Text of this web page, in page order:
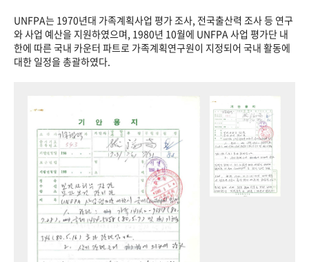
UNFPA는 1970년대 가족계획사업 평가 조사, 전국출산력 조사 등 연구
와 사업 예산을 지원하였으며, 1980년 10월에 UNFPA 사업 평가단 내
한에 따른 국내 카운터 파트로 가족계획연구원이 지정되어 국내 활동에
대한 일정을 총괄하였다.